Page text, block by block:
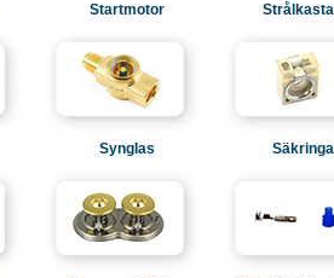
Startmotor
Synglas